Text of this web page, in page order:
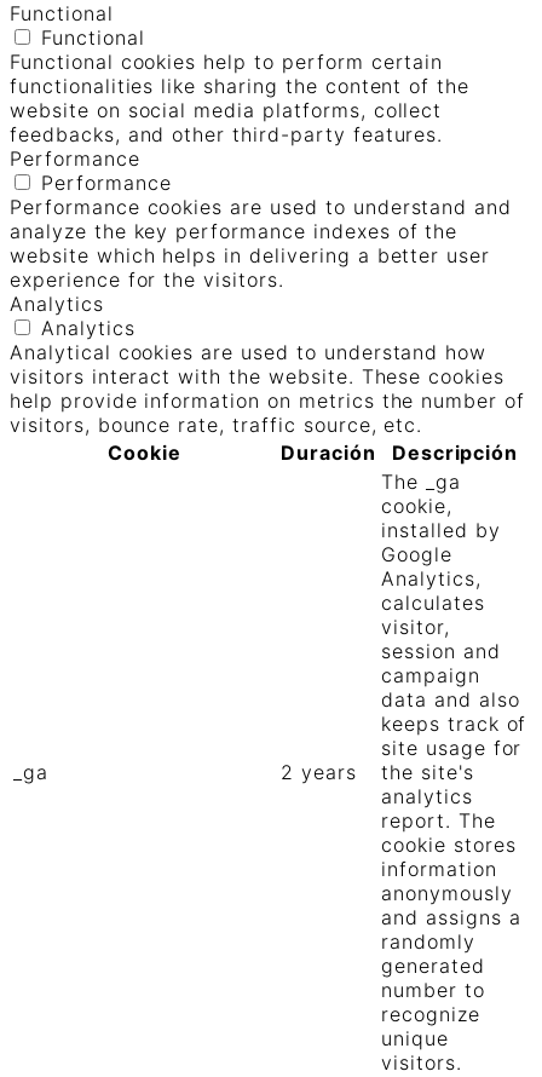
Functional
Functional
Functional cookies help to perform certain
functionalities like sharing the content of the
website on social media platforms, collect
feedbacks, and other third-party features.
Performance
Performance
Performance cookies are used to understand and
analyze the key performance indexes of the
website which helps in delivering a better user
experience for the visitors.
Analytics
Analytics
Analytical cookies are used to understand how
visitors interact with the website. These cookies
help provide information on metrics the number of
visitors, bounce rate, traffic source, etc.
Cookie
Duración Descripción
_ga 2 years
The _ga
cookie,
installed by
Google
Analytics,
calculates
visitor,
session and
campaign
data and also
keeps track of
site usage for
the site's
analytics
report. The
cookie stores
information
anonymously
and assigns a
randomly
generated
number to
recognize
unique
visitors.